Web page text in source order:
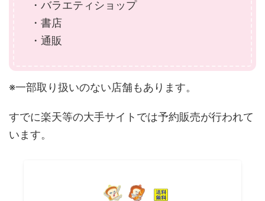
・バラエティショップ
・書店
・通販
※一部取り扱いのない店舗もあります。
すでに楽天等の大手サイトでは予約販売が行われて
います。